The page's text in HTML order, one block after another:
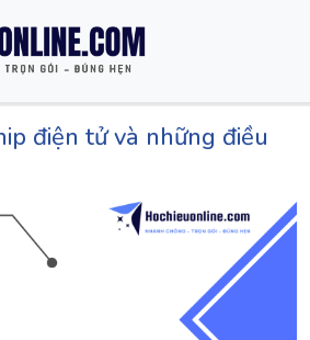
điện tử và những điều